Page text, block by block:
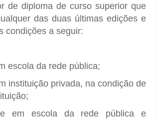
de diploma de curso superior que
das duas últimas edições e
condições a seguir:
escola da rede pública;
instituição privada, na condição de
em escola da rede pública e